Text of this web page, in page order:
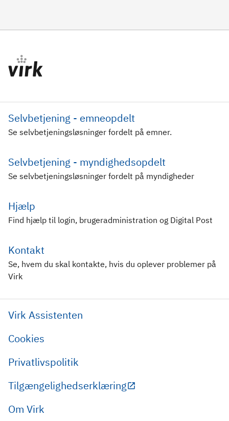
Selvbetjening - emneopdelt
Se selvbetjeningsløsninger fordelt på emner.
Selvbetjening - myndighedsopdelt
Se selvbetjeningsløsninger fordelt på myndigheder
Hjælp
Find hjælp til login, brugeradministration og Digital Post
Kontakt
Se, hvem du skal kontakte, hvis du oplever problemer på
Virk
Virk Assistenten
Cookies
Privatlivspolitik
Tilgængelighedserklæring
Om Virk